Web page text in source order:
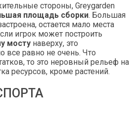
стороны, Greygarden
площадь сборки. Большая
остается мало места
игрок может построить
мосту наверху, это
все равно не очень. Что
то это неровный рельеф на
ресурсов, кроме растений.